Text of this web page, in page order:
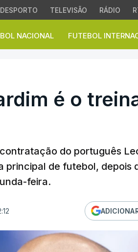
DESPORTO TELEVISÃO RÁDIO
NACIONAL FUTEBOL
é o
é o
do português
principal de futebol, depois
feira.